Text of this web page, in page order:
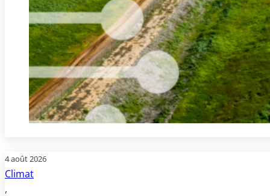
4 août 2026
Climat
,